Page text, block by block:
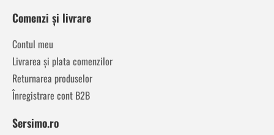
Comenzi și livrare
Contul meu
Livrarea și plata comenzilor
Returnarea produselor
Înregistrare cont B2B
Sersimo.ro